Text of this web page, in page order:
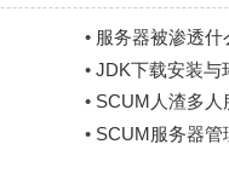
• 服务器被渗透什
• JDK下载安装与
• SCUM人渣多人
• SCUM服务器管